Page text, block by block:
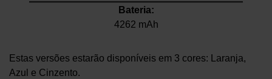
Bateria:
4262 mAh
Estas versões estarão disponíveis em 3 cores: Laranja,
Azul e Cinzento.